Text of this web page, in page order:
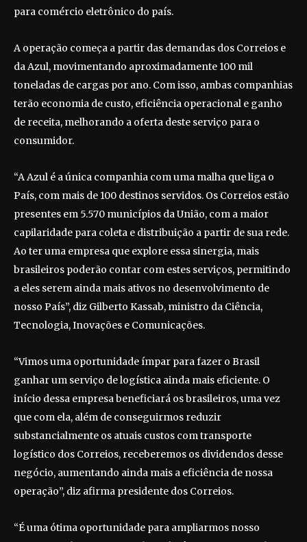
para comércio eletrônico do país.
A operação começa a partir das demandas dos Correios e
da Azul, movimentando aproximadamente 100 mil
toneladas de cargas por ano. Com isso, ambas companhias
terão economia de custo, eficiência operacional e ganho
de receita, melhorando a oferta deste serviço para o
consumidor.
“A Azul é a única companhia com uma malha que liga o
País, com mais de 100 destinos servidos. Os Correios estão
presentes em 5.570 municípios da União, com a maior
capilaridade para coleta e distribuição a partir de sua rede.
Ao ter uma empresa que explore essa sinergia, mais
brasileiros poderão contar com estes serviços, permitindo
a eles serem ainda mais ativos no desenvolvimento de
nosso País”, diz Gilberto Kassab, ministro da Ciência,
Tecnologia, Inovações e Comunicações.
“Vimos uma oportunidade ímpar para fazer o Brasil
ganhar um serviço de logística ainda mais eficiente. O
início dessa empresa beneficiará os brasileiros, uma vez
que com ela, além de conseguirmos reduzir
substancialmente os atuais custos com transporte
logístico dos Correios, receberemos os dividendos desse
negócio, aumentando ainda mais a eficiência de nossa
operação”, diz afirma presidente dos Correios.
“É uma ótima oportunidade para ampliarmos nosso